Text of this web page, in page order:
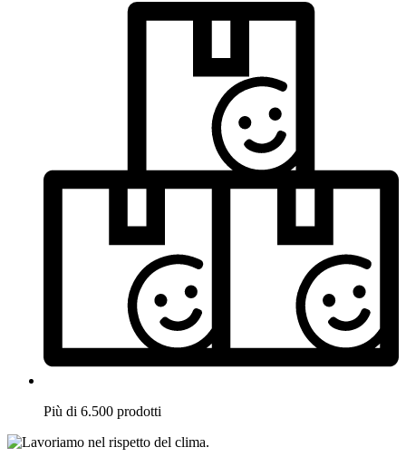
Più di 6.500 prodotti